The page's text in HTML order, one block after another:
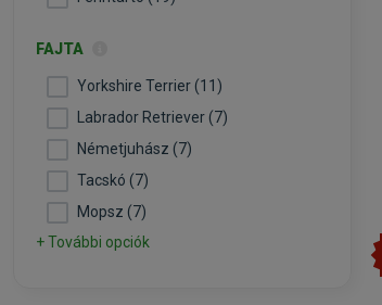
FAJTA
Yorkshire Terrier (11)
Labrador Retriever (7)
Németjuhász (7)
Tacskó (7)
Mopsz (7)
+ További opciók